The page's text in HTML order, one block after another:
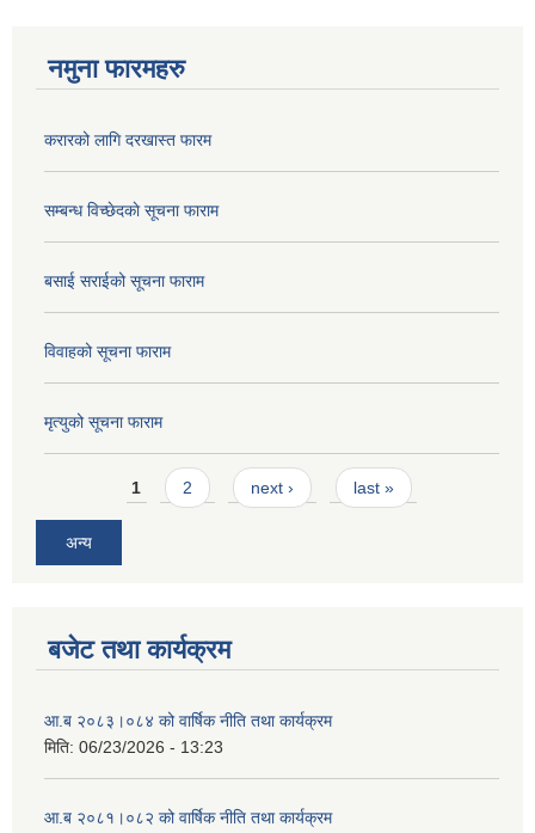
नमुना फारमहरु
करारको लागि दरखास्त फारम
सम्बन्ध विच्छेदकाे सूचना फाराम
बसाई सराईको सूचना फाराम
विवाहको सूचना फाराम
मृत्युको सूचना फाराम
Pages1 2 next › last »
अन्य
बजेट तथा कार्यक्रम
आ.ब २०८३।०८४ को वार्षिक नीति तथा कार्यक्रम
मिति: 06/23/2026 - 13:23
आ.ब २०८१।०८२ को वार्षिक नीति तथा कार्यक्रम